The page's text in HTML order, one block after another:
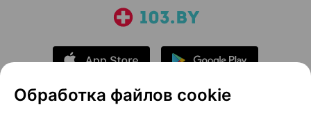
Обработка файлов cookie